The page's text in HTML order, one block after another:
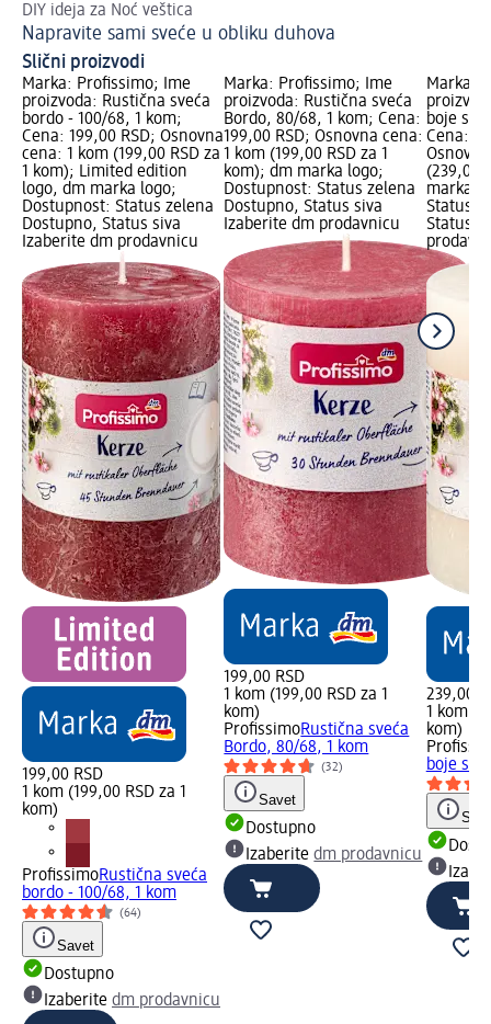
DIY ideja za Noć veštica
Napravite sami sveće u obliku duhova
Slični proizvodi
Marka: Profissimo; Ime
proizvoda: Rustična sveća
bordo - 100/68, 1 kom;
Cena: 199,00 RSD; Osnovna
cena: 1 kom (199,00 RSD za
1 kom); Limited edition
logo, dm marka logo;
Dostupnost: Status zelena
Dostupno, Status siva
Izaberite dm prodavnicu
199,00 RSD
1 kom (199,00 RSD za 1
kom)
ProfissimoRustična sveća
bordo - 100/68, 1 kom
(64)
Savet
Dostupno
Izaberite dm prodavnicu
Marka: Profissimo; Ime
proizvoda: Rustična sveća
Bordo, 80/68, 1 kom; Cena:
199,00 RSD; Osnovna cena:
1 kom (199,00 RSD za 1
kom); dm marka logo;
Dostupnost: Status zelena
Dostupno, Status siva
Izaberite dm prodavnicu
199,00 RSD
1 kom (199,00 RSD za 1
kom)
ProfissimoRustična sveća
Bordo, 80/68, 1 kom
(32)
Savet
Dostupno
Izaberitedm prodavnicu
Marka:
boje
Cena:
(239,00
marka
Status
Status
239,00
1 kom
kom)
boje